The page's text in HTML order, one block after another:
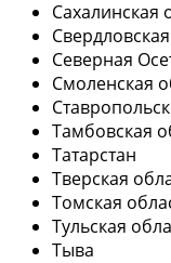
Сахалинская
Северная
Смоленская
Тамбовская
Татарстан
Тверская
Томская
Тульская
Тыва